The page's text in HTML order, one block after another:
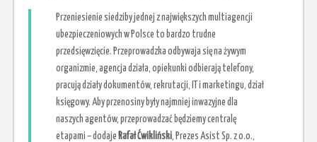
Przeniesienie siedziby jednej z największych multiagencji
ubezpieczeniowych w Polsce to bardzo trudne
przedsięwzięcie. Przeprowadzka odbywaja się na żywym
organizmie, agencja działa, opiekunki odbierają telefony,
pracują działy dokumentów, rekrutacji, IT i marketingu, dział
księgowy. Aby przenosiny były najmniej inwazyjne dla
naszych agentów, przeprowadzać będziemy centralę
etapami – dodaje Rafał Ćwikliński , Prezes Asist Sp. z o.o.,